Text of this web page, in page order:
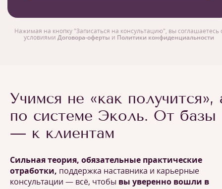
Нажимая на кнопку "Записаться на консультацию", вы соглашаетесь
условиями Договора-оферты и Политики конфиденциальности
Учимся не «как получится»,
по системе Эколь. От базы
— к клиентам
Сильная теория, обязательные практические
отработки, поддержка наставника и карьерные
консультации — всё, чтобы вы уверенно вошли в